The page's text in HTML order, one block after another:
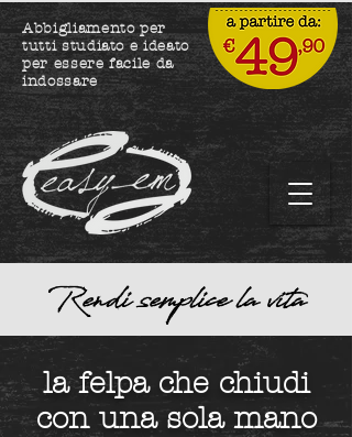
Abbigliamento per
tutti studiato e ideato
per essere facile da
indossare
Rendi semplice la vita
la felpa che chiudi
con una sola mano